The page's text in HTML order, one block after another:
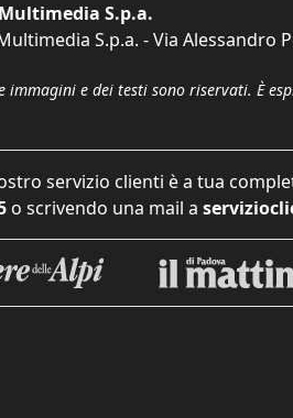
S.p.a.
S.p.a. - Via Alessandro
e dei testi sono riservati. È
servizio clienti è a tua
o scrivendo una mail a